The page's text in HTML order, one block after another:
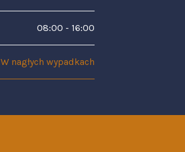
08:00 - 16:00
W nagłych wypadkach